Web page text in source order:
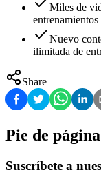
Miles de
Nuevo
ilimitada de
Share
Pie de página
Suscríbete a